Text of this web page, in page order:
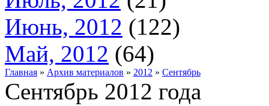
Июнь, 2012 (122)
Май, 2012 (64)
Главная » Архив материалов » 2012 » Сентябрь
Сентябрь 2012 года